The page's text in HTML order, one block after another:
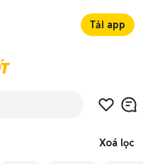
Tải app
Xoá lọc